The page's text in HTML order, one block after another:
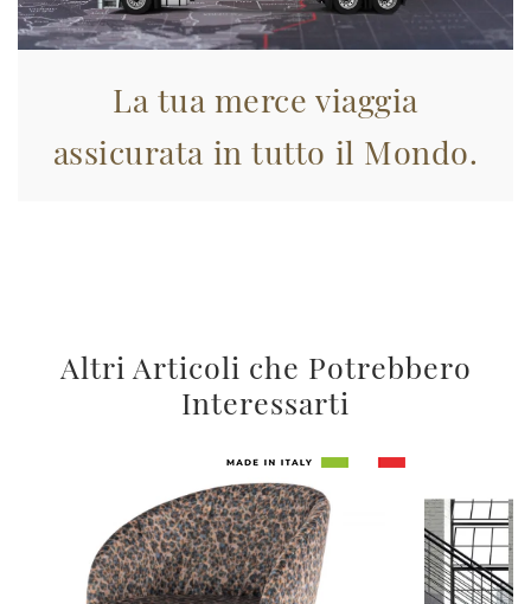
La tua merce viaggia
assicurata in tutto il Mondo.
Altri Articoli che Potrebbero
Interessarti